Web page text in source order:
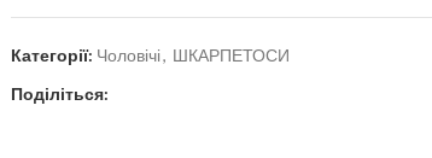
Категорії: Чоловічі, ШКАРПЕТОСИ
Поділіться: